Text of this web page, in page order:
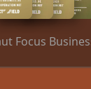
Focus